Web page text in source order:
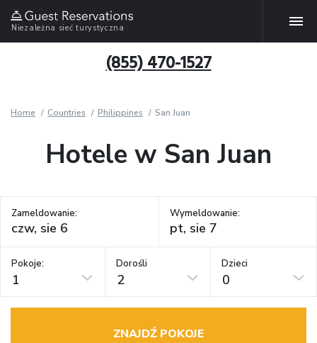
Niezależna sieć turystyczna
(855) 470-1527
Home Countries Philippines San Juan
Hotele w San Juan
Zameldowanie: Wymeldowanie:
Pokoje:
1
Dorośli
2
Dzieci
0
ZNAJDŹ POKOJE